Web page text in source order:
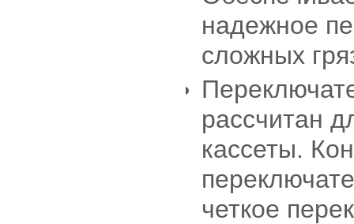
надежное
сложных
рассчитан
кассеты.
четкое